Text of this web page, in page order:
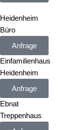
Heidenheim
Büro
Anfrage
Ebnat
Treppenhaus
Einfamilienhaus
Heidenheim
Anfrage